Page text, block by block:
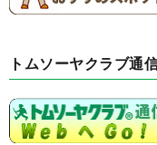
トムソーヤクラブ通